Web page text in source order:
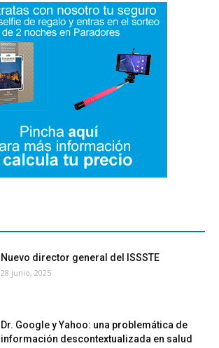
Nuevo director general del ISSSTE
28 junio, 2025
Dr. Google y Yahoo: una problemática de
información descontextualizada en salud